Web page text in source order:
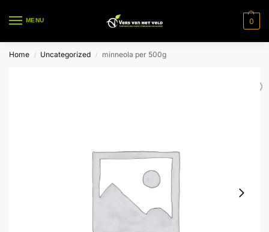
MENU 0
Home / Uncategorized / minneola per 500g